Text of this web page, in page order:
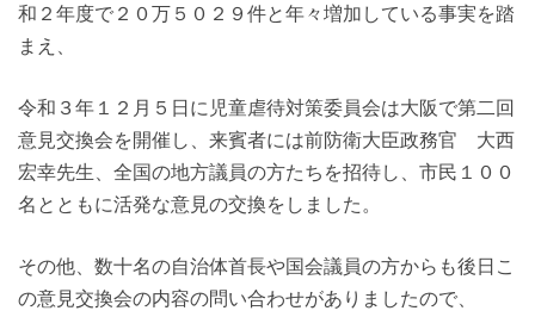
和２年度で２０万５０２９件と年々増加している事実を踏
まえ、
令和３年１２月５日に児童虐待対策委員会は大阪で第二回
意見交換会を開催し、来賓者には前防衛大臣政務官 大西
宏幸先生、全国の地方議員の方たちを招待し、市民１００
名とともに活発な意見の交換をしました。
その他、数十名の自治体首長や国会議員の方からも後日こ
の意見交換会の内容の問い合わせがありましたので、